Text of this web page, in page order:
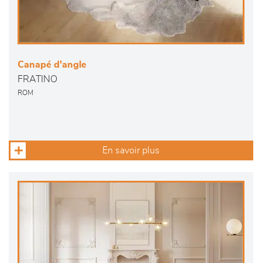
Canapé d'angle
FRATINO
ROM
En savoir plus